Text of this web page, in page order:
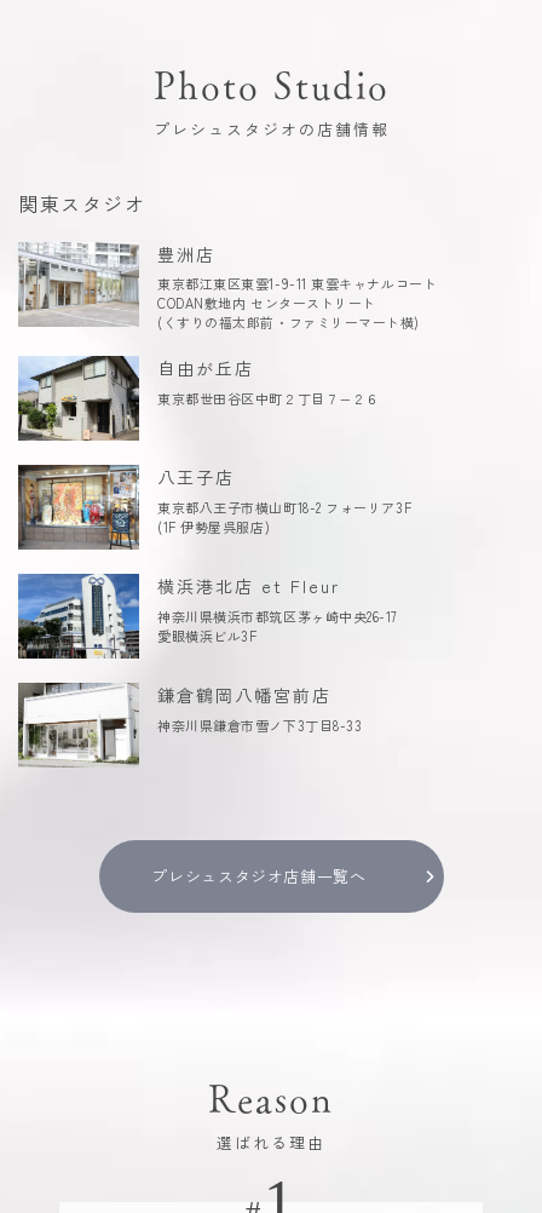
Photo Studio
プレシュスタジオの店舗情報
関東スタジオ
豊洲店
東京都江東区東雲1-9-11 東雲キャナルコート
CODAN敷地内 センターストリート
(くすりの福太郎前・ファミリーマート横)
自由が丘店
東京都世田谷区中町２丁目７−２６
八王子店
東京都八王子市横山町18-2 フォーリア3F
(1F 伊勢屋呉服店)
横浜港北店 et Fleur
神奈川県横浜市都筑区茅ヶ崎中央26-17
愛眼横浜ビル3F
鎌倉鶴岡八幡宮前店
神奈川県鎌倉市雪ノ下3丁目8-33
プレシュスタジオ店舗一覧へ
Reason
選ばれる理由